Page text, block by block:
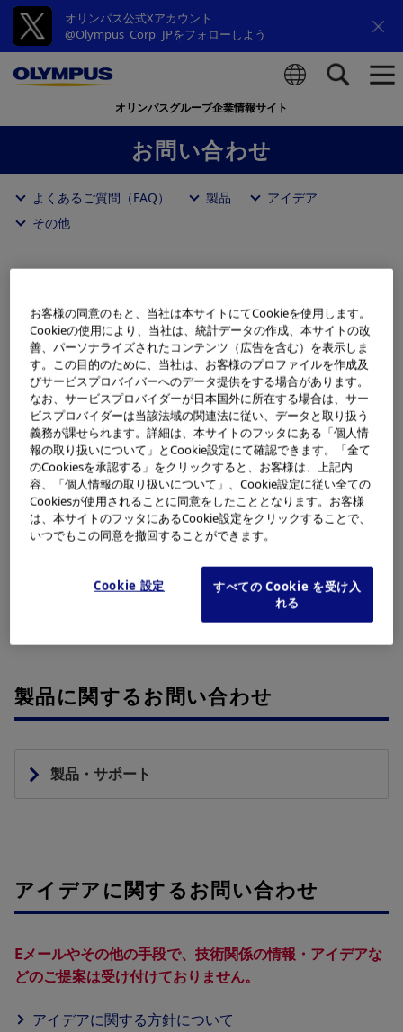
オリンパス公式Xアカウント
@Olympus_Corp_JPをフォローしよう
オリンパスグループ企業情報サイト
お問い合わせ
よくあるご質問（FAQ） 製品
アイデア
その他
よくあるご質問（FAQ）
会社について
サステナビリティについて
財務・業績・株式について
採用情報について
製品に関するお問い合わせ
製品・サポート
アイデアに関するお問い合わせ
Eメールやその他の手段で、技術関係の情報・アイデアな
どのご提案は受け付けておりません。
アイデアに関する方針について
お客様の同意のもと、当社は本サイトにてCookieを使用します。
Cookieの使用により、当社は、統計データの作成、本サイトの改
善、パーソナライズされたコンテンツ（広告を含む）を表示しま
す。この目的のために、当社は、お客様のプロファイルを作成及
びサービスプロバイバーへのデータ提供をする場合があります。
なお、サービスプロバイダーが日本国外に所在する場合は、サー
ビスプロバイダーは当該法域の関連法に従い、データと取り扱う
義務が課せられます。詳細は、本サイトのフッタにある「個人情
報の取り扱いについて」とCookie設定にて確認できます。「全て
のCookiesを承認する」をクリックすると、お客様は、上記内
容、「個人情報の取り扱いについて」、Cookie設定に従い全ての
Cookiesが使用されることに同意をしたこととなります。お客様
は、本サイトのフッタにあるCookie設定をクリックすることで、
いつでもこの同意を撤回することができます。
Cookie 設定
すべての Cookie を受け入
れる